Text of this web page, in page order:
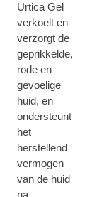
Urtica Gel
verkoelt en
verzorgt de
geprikkelde,
rode en
gevoelige
huid, en
ondersteunt
het
herstellend
vermogen
van de huid
na